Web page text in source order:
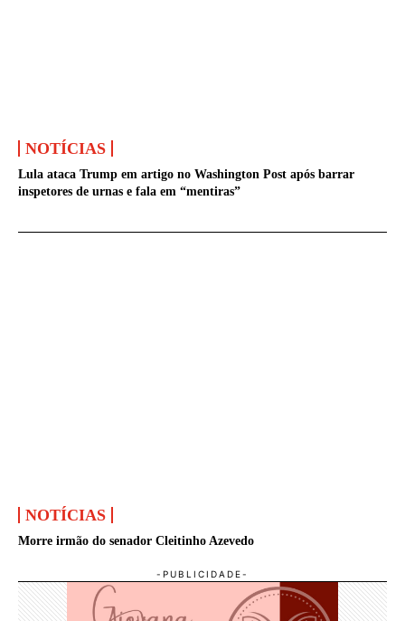
NOTÍCIAS
Lula ataca Trump em artigo no Washington Post após barrar
inspetores de urnas e fala em “mentiras”
NOTÍCIAS
Morre irmão do senador Cleitinho Azevedo